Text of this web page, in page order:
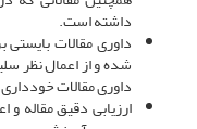
داشته است.
داوری مقالات
شده و از اعمال نظر
داوری مقالات
ارزیابی دقیق مقاله